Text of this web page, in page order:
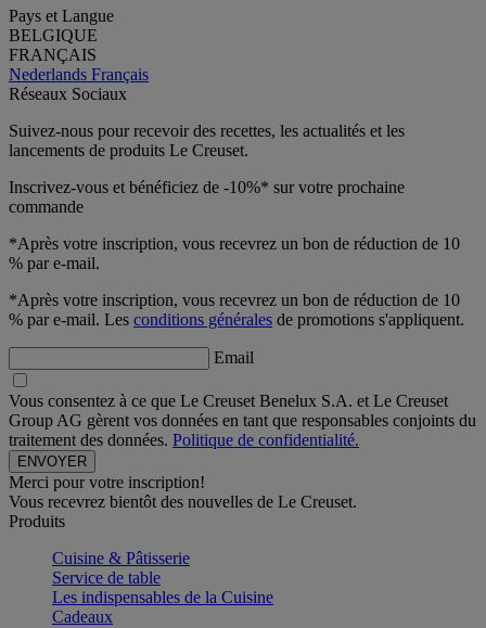
Pays et Langue
BELGIQUE
FRANÇAIS
Nederlands Français
Réseaux Sociaux
Suivez-nous pour recevoir des recettes, les actualités et les
lancements de produits Le Creuset.
Inscrivez-vous et bénéficiez de -10%* sur votre prochaine
commande
*Après votre inscription, vous recevrez un bon de réduction de 10
% par e-mail.
*Après votre inscription, vous recevrez un bon de réduction de 10
% par e-mail. Les conditions générales de promotions s'appliquent.
Email
Vous consentez à ce que Le Creuset Benelux S.A. et Le Creuset
Group AG gèrent vos données en tant que responsables conjoints du
traitement des données. Politique de confidentialité.
Merci pour votre inscription!
Vous recevrez bientôt des nouvelles de Le Creuset.
Produits
Cuisine & Pâtisserie
Service de table
Les indispensables de la Cuisine
Cadeaux